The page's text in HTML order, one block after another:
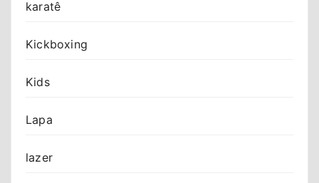
karatê
Kickboxing
Kids
Lapa
lazer